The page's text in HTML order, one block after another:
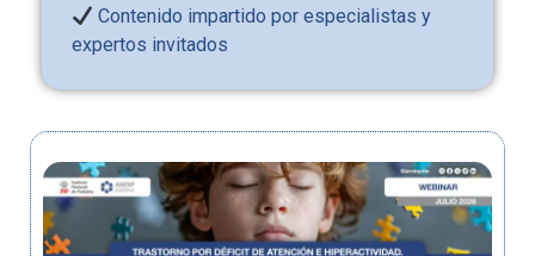
Contenido impartido por especialistas y
expertos invitados